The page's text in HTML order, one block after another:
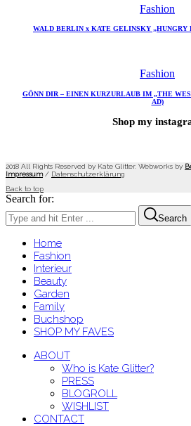
Fashion
WALD BERLIN x KATE GELINSKY „HUNGRY
Fashion
GÖNN DIR – EINEN KURZURLAUB IM „THE
AD)
Shop my
2018 All Rights Reserved by Kate Glitter. Webworks by
Impressum/ Datenschutzerklärung
Back to top
Search for:
Search
Home
Fashion
Interieur
Beauty
Garden
Family
Buchshop
SHOP MY FAVES
ABOUT
Who is Kate Glitter?
PRESS
BLOGROLL
WISHLIST
CONTACT